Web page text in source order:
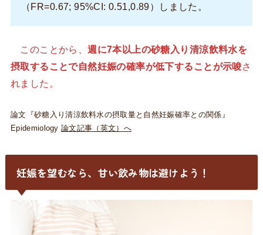
（FR=0.67; 95%CI: 0.51,0.89）しました。
このことから、週に7本以上の砂糖入り清涼飲料水を
摂取することで自然妊娠の確率が低下することが示唆さ
れました。
論文『砂糖入り清涼飲料水の摂取量と自然妊娠確率との関係』
Epidemiology論文記事（英文）へ
妊娠を望むなら、甘い飲み物は避けよう！